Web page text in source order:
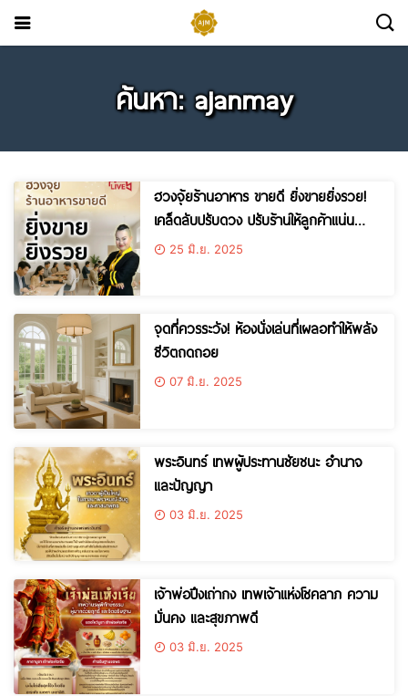
ค้นหา: ajanmay
ฮวงจุ้ยร้านอาหาร ขายดี ยิ่งขายยิ่งรวย!
เคล็ดลับปรับดวง ปรับร้านให้ลูกค้าแน่น
ตลอดปี
25 มิ.ย. 2025
จุดที่ควรระวัง! ห้องนั่งเล่นที่เผลอทำให้พลัง
ชีวิตถดถอย
07 มิ.ย. 2025
พระอินทร์ เทพผู้ประทานชัยชนะ อำนาจ
และปัญญา
03 มิ.ย. 2025
เจ้าพ่อปึงเถ่ากง เทพเจ้าแห่งโชคลาภ ความ
มั่นคง และสุขภาพดี
03 มิ.ย. 2025